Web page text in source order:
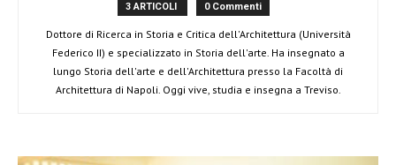
3 ARTICOLI 0 Commenti
Dottore di Ricerca in Storia e Critica dell'Architettura (Università
Federico II) e specializzato in Storia dell'arte. Ha insegnato a
lungo Storia dell'arte e dell'Architettura presso la Facoltà di
Architettura di Napoli. Oggi vive, studia e insegna a Treviso.